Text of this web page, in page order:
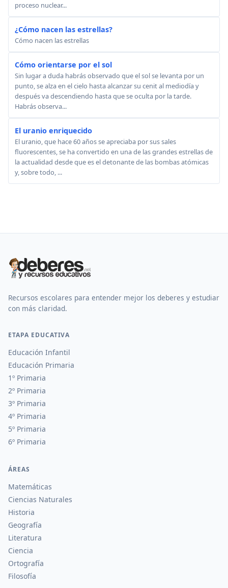
proceso nuclear...
¿Cómo nacen las estrellas?
Cómo nacen las estrellas
Cómo orientarse por el sol
Sin lugar a duda habrás observado que el sol se levanta por un
punto, se alza en el cielo hasta alcanzar su cenit al mediodía y
después va descendiendo hasta que se oculta por la tarde.
Habrás observa...
El uranio enriquecido
El uranio, que hace 60 años se apreciaba por sus sales
fluorescentes, se ha convertido en una de las grandes estrellas de
la actualidad desde que es el detonante de las bombas atómicas
y, sobre todo, ...
Recursos escolares para entender mejor los deberes y estudiar
con más claridad.
ETAPA EDUCATIVA
Educación Infantil
Educación Primaria
1º Primaria
2º Primaria
3º Primaria
4º Primaria
5º Primaria
6º Primaria
ÁREAS
Matemáticas
Ciencias Naturales
Historia
Geografía
Literatura
Ciencia
Ortografía
Filosofía